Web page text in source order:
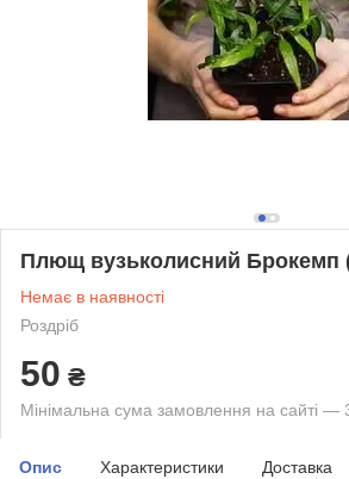
Плющ вузьколисний Брокемп
Немає в наявності
Роздріб
50 ₴
Мінімальна сума замовлення на сайті —
Опис Характеристики Доставка